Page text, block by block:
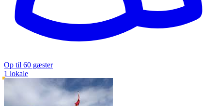
Op til 60 gæster
1 lokale